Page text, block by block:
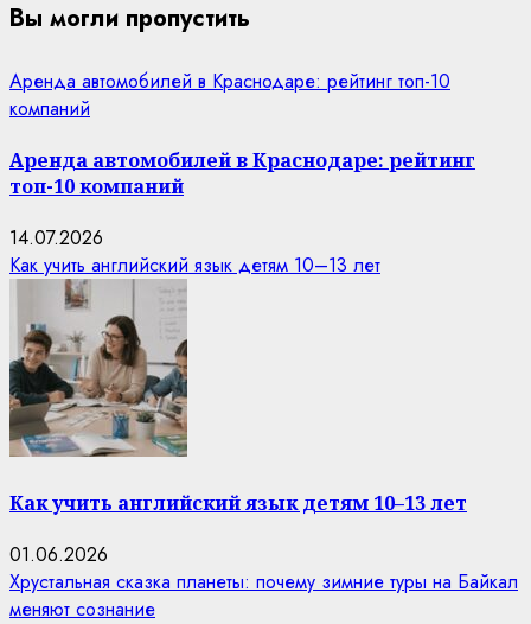
Вы могли пропустить
Аренда автомобилей в Краснодаре: рейтинг топ-10
компаний
Аренда автомобилей в Краснодаре: рейтинг
топ-10 компаний
14.07.2026
Как учить английский язык детям 10–13 лет
Как учить английский язык детям 10–13 лет
01.06.2026
Хрустальная сказка планеты: почему зимние туры на Байкал
меняют сознание